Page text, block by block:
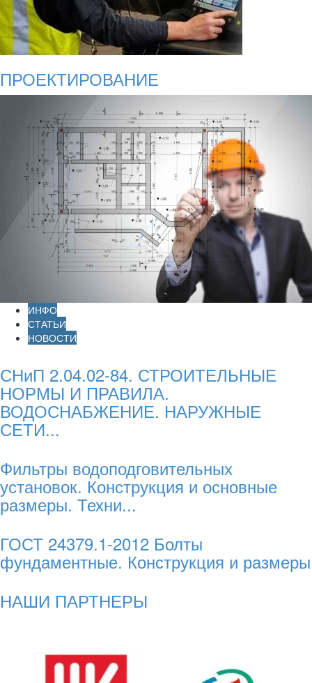
ПРОЕКТИРОВАНИЕ
ИНФО
СТАТЬИ
НОВОСТИ
СНиП 2.04.02-84. СТРОИТЕЛЬНЫЕ
НОРМЫ И ПРАВИЛА.
ВОДОСНАБЖЕНИЕ. НАРУЖНЫЕ
СЕТИ...
Фильтры водоподговительных
установок. Конструкция и основные
размеры. Техни...
ГОСТ 24379.1-2012 Болты
фундаментные. Конструкция и размеры
НАШИ ПАРТНЕРЫ